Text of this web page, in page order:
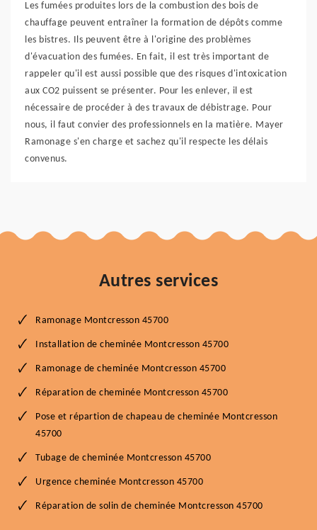
Les fumées produites lors de la combustion des bois de
chauffage peuvent entraîner la formation de dépôts comme
les bistres. Ils peuvent être à l'origine des problèmes
d'évacuation des fumées. En fait, il est très important de
rappeler qu'il est aussi possible que des risques d'intoxication
aux CO2 puissent se présenter. Pour les enlever, il est
nécessaire de procéder à des travaux de débistrage. Pour
nous, il faut convier des professionnels en la matière. Mayer
Ramonage s'en charge et sachez qu'il respecte les délais
convenus.
Autres services
Ramonage Montcresson 45700
Installation de cheminée Montcresson 45700
Ramonage de cheminée Montcresson 45700
Réparation de cheminée Montcresson 45700
Pose et répartion de chapeau de cheminée Montcresson
45700
Tubage de cheminée Montcresson 45700
Urgence cheminée Montcresson 45700
Réparation de solin de cheminée Montcresson 45700